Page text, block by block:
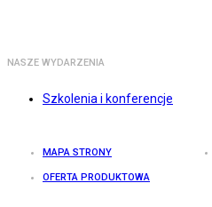
NASZE WYDARZENIA
Szkolenia i konferencje
MAPA STRONY
OFERTA PRODUKTOWA